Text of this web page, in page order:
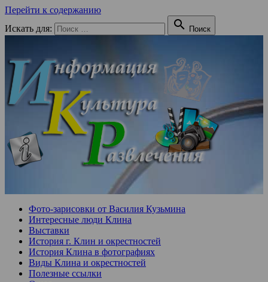
Перейти к содержанию
Искать для:
 Поиск
Фото-зарисовки от Василия Кузьмина
Интересные люди Клина
Выставки
История г. Клин и окрестностей
История Клина в фотографиях
Виды Клина и окрестностей
Полезные ссылки